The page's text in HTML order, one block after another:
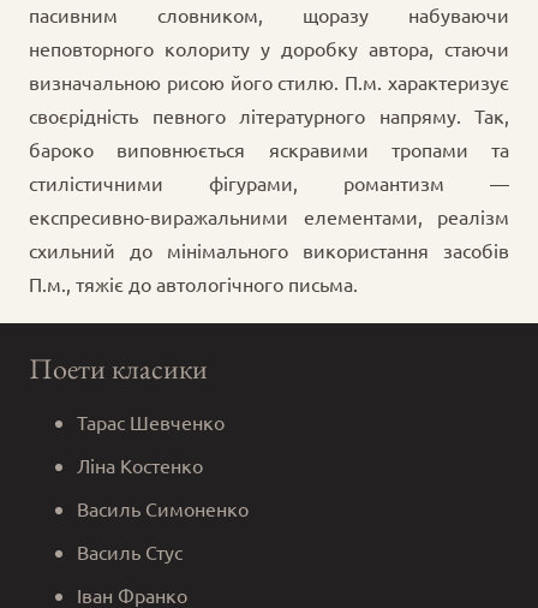
пасивним словником, щоразу набуваючи
неповторного колориту у доробку автора, стаючи
визначальною рисою його стилю. П.м. характеризує
своєрідність певного літературного напряму. Так,
бароко виповнюється яскравими тропами та
стилістичними фігурами, романтизм —
експресивно-виражальними елементами, реалізм
схильний до мінімального використання засобів
П.м., тяжіє до автологічного письма.
Поети класики
Тарас Шевченко
Ліна Костенко
Василь Симоненко
Василь Стус
Іван Франко